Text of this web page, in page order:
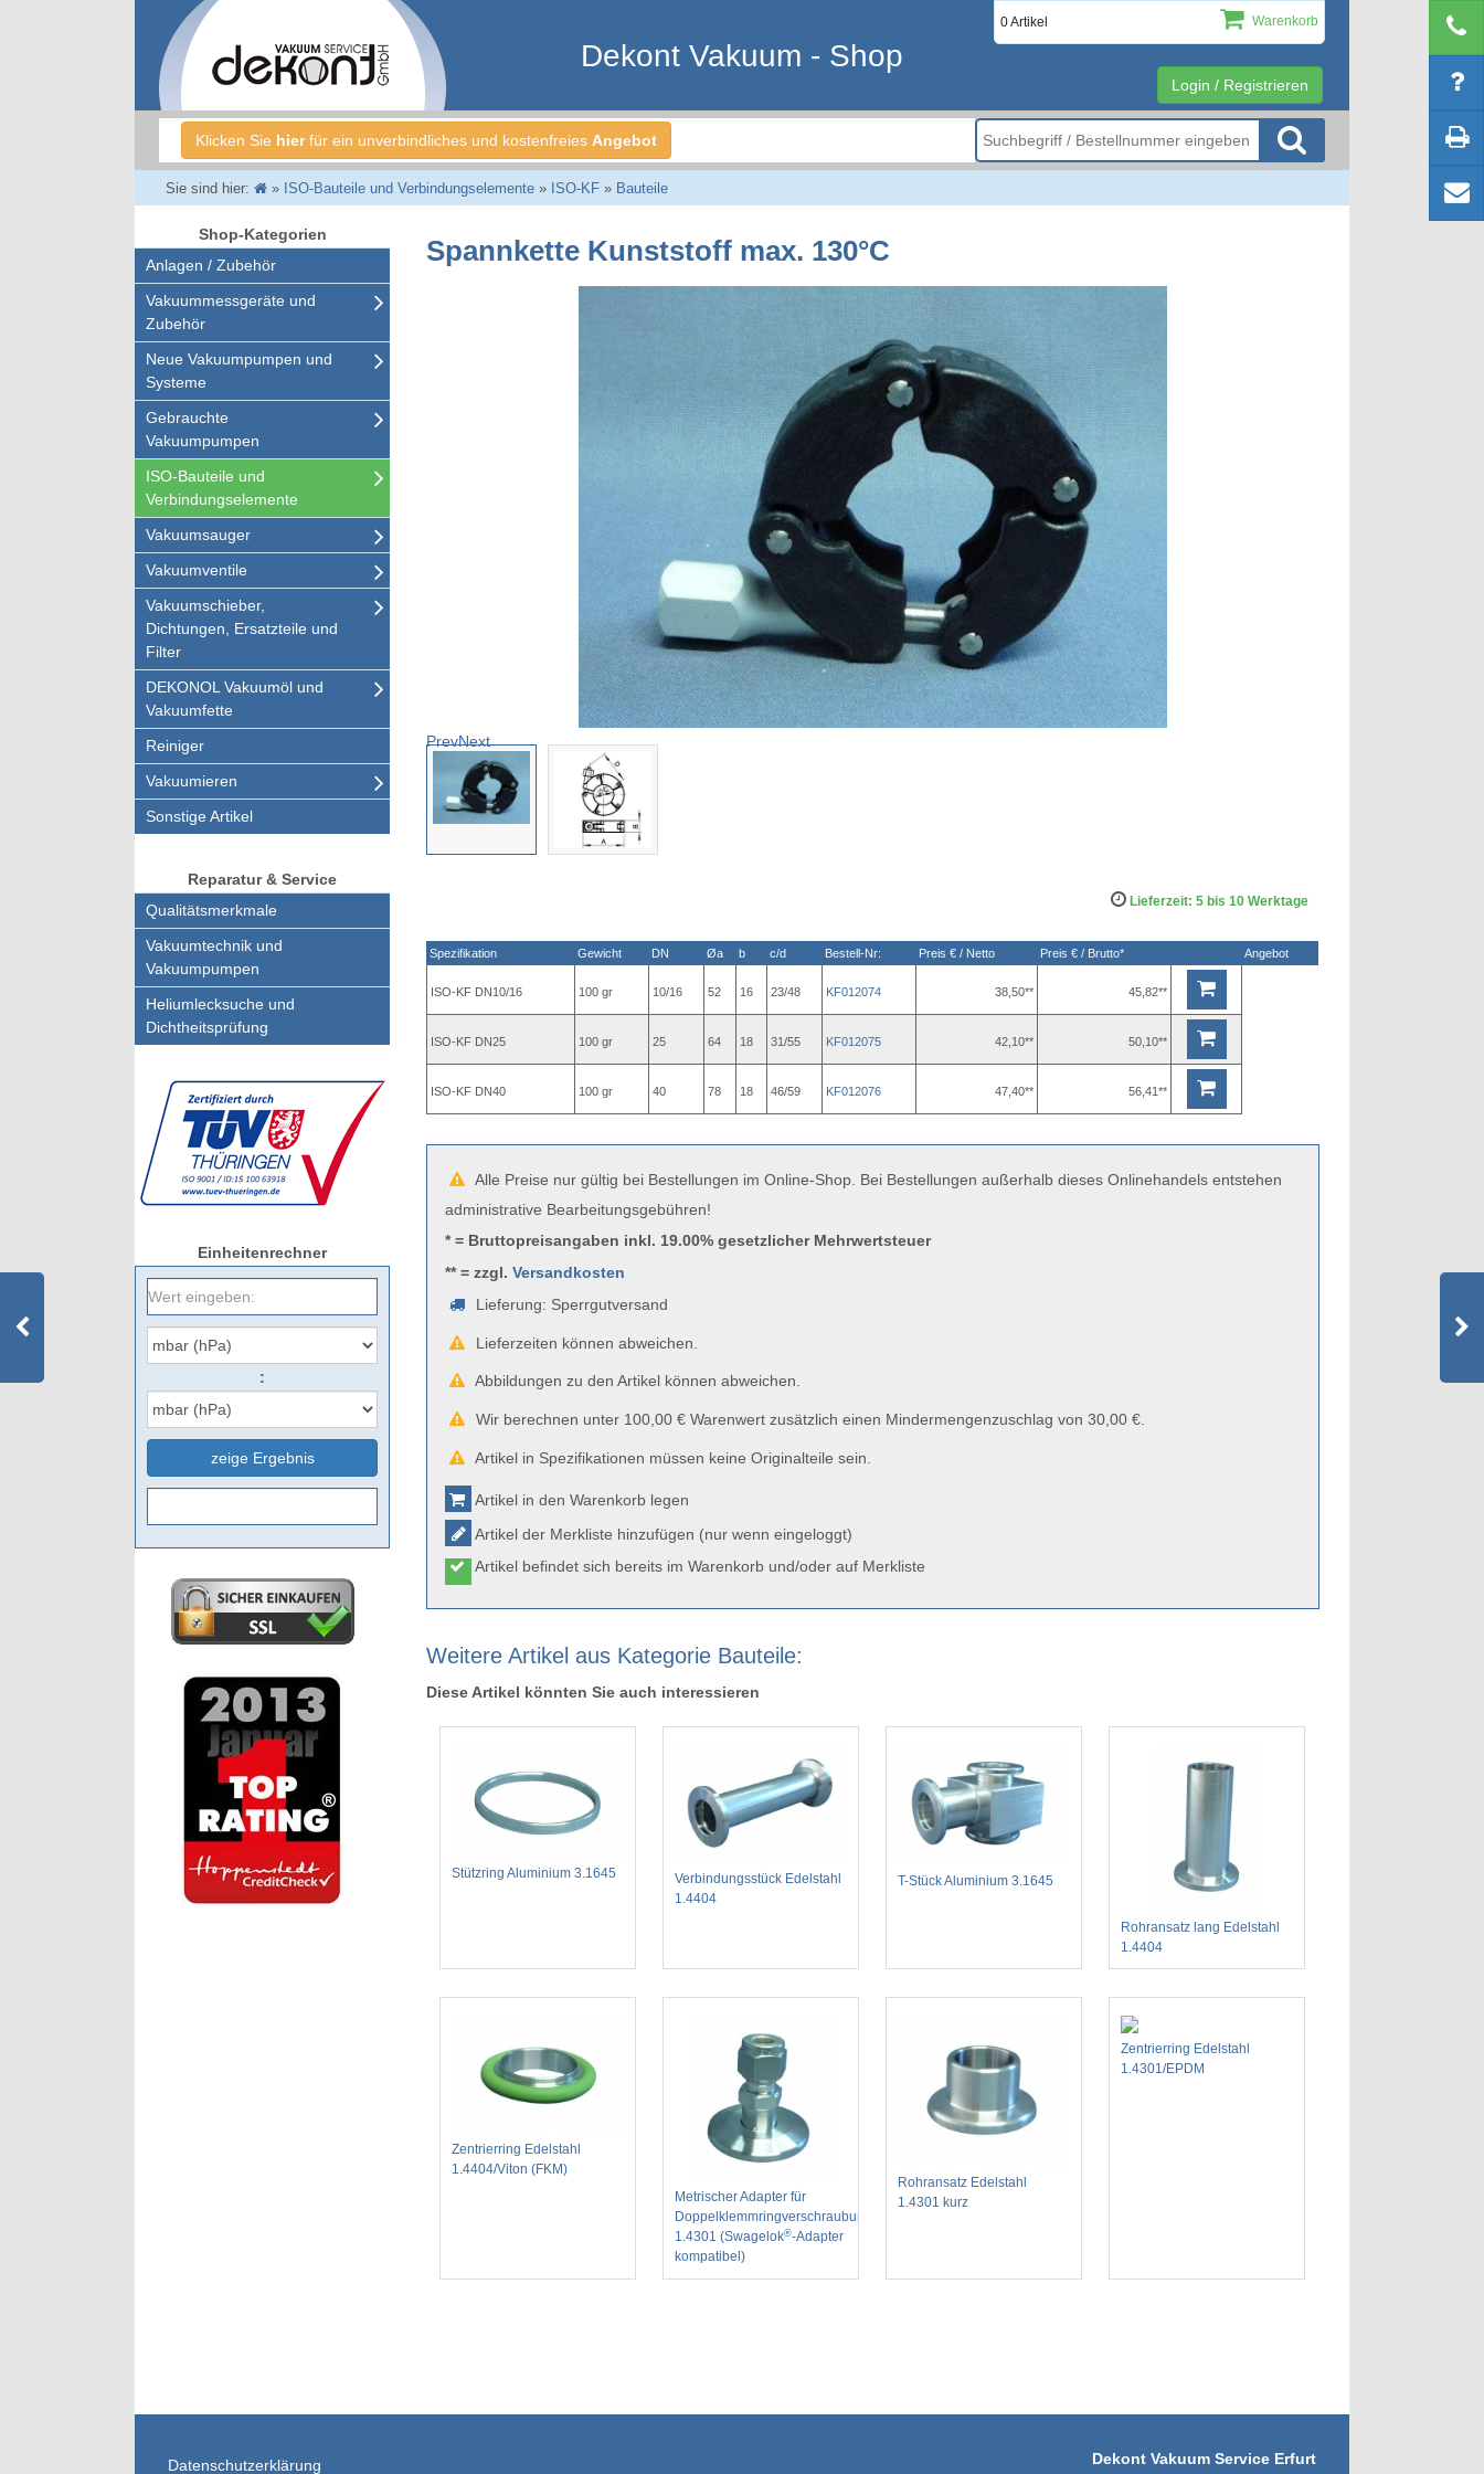
Login / Registrieren
0 Artikel Warenkorb
Dekont Vakuum - Shop
Klicken Sie hierfür ein unverbindliches und kostenfreies Angebot
Sie sind hier: » ISO-Bauteile und Verbindungselemente» ISO-KF» Bauteile
Shop-Kategorien
Anlagen / Zubehör
Vakuummessgeräte und
Zubehör
Neue Vakuumpumpen und
Systeme
Gebrauchte
Vakuumpumpen
ISO-Bauteile und
Verbindungselemente
Vakuumsauger
Vakuumventile
Vakuumschieber,
Dichtungen, Ersatzteile und
Filter
DEKONOL Vakuumöl und
Vakuumfette
Reiniger
Vakuumieren
Sonstige Artikel
Reparatur & Service
Qualitätsmerkmale
Vakuumtechnik und
Vakuumpumpen
Heliumlecksuche und
Dichtheitsprüfung
Einheitenrechner
:
zeige Ergebnis
Spannkette Kunststoff max. 130°C
PrevNext
Lieferzeit: 5 bis 10 Werktage
Spezifikation Gewicht DN Øa b c/d Bestell-Nr: Preis € / Netto Preis € / Brutto* Angebot
ISO-KF DN10/16 100 gr 10/16 52 16 23/48 KF012074 38,50** 45,82**
ISO-KF DN25 100 gr 25 64 18 31/55 KF012075 42,10** 50,10**
ISO-KF DN40 100 gr 40 78 18 46/59 KF012076 47,40** 56,41**
Alle Preise nur gültig bei Bestellungen im Online-Shop. Bei Bestellungen außerhalb dieses Onlinehandels entstehen
administrative Bearbeitungsgebühren!
* = Bruttopreisangaben inkl. 19.00% gesetzlicher Mehrwertsteuer
** = zzgl.Versandkosten
Lieferung: Sperrgutversand
Lieferzeiten können abweichen.
Abbildungen zu den Artikel können abweichen.
Wir berechnen unter 100,00 € Warenwert zusätzlich einen Mindermengenzuschlag von 30,00 €.
Artikel in Spezifikationen müssen keine Originalteile sein.
Artikel in den Warenkorb legen
Artikel der Merkliste hinzufügen (nur wenn eingeloggt)
Artikel befindet sich bereits im Warenkorb und/oder auf Merkliste
Weitere Artikel aus Kategorie Bauteile:
Diese Artikel könnten Sie auch interessieren
Stützring Aluminium 3.1645
Verbindungsstück Edelstahl
1.4404
T-Stück Aluminium 3.1645
Rohransatz lang Edelstahl
1.4404
Zentrierring Edelstahl
1.4404/Viton (FKM)
Metrischer Adapter für
Doppelklemmringverschraubung
1.4301 (Swagelok®-Adapter
kompatibel)
Rohransatz Edelstahl
1.4301 kurz
Zentrierring Edelstahl
1.4301/EPDM
Datenschutzerklärung
Dekont Vakuum Service Erfurt